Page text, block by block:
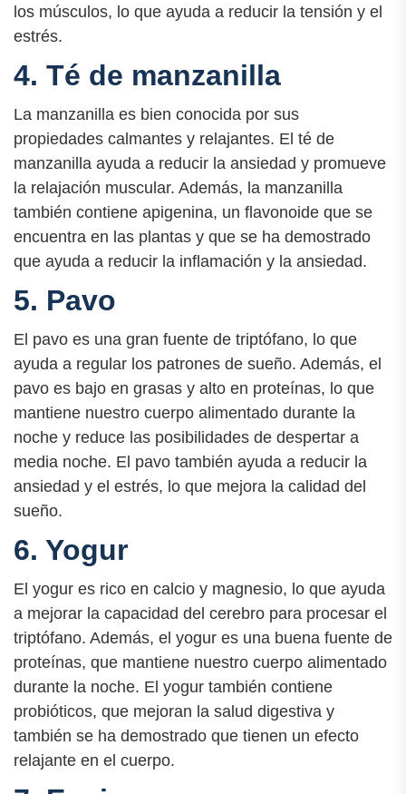
los músculos, lo que ayuda a reducir la tensión y el
estrés.
4. Té de manzanilla
La manzanilla es bien conocida por sus
propiedades calmantes y relajantes. El té de
manzanilla ayuda a reducir la ansiedad y promueve
la relajación muscular. Además, la manzanilla
también contiene apigenina, un flavonoide que se
encuentra en las plantas y que se ha demostrado
que ayuda a reducir la inflamación y la ansiedad.
5. Pavo
El pavo es una gran fuente de triptófano, lo que
ayuda a regular los patrones de sueño. Además, el
pavo es bajo en grasas y alto en proteínas, lo que
mantiene nuestro cuerpo alimentado durante la
noche y reduce las posibilidades de despertar a
media noche. El pavo también ayuda a reducir la
ansiedad y el estrés, lo que mejora la calidad del
sueño.
6. Yogur
El yogur es rico en calcio y magnesio, lo que ayuda
a mejorar la capacidad del cerebro para procesar el
triptófano. Además, el yogur es una buena fuente de
proteínas, que mantiene nuestro cuerpo alimentado
durante la noche. El yogur también contiene
probióticos, que mejoran la salud digestiva y
también se ha demostrado que tienen un efecto
relajante en el cuerpo.